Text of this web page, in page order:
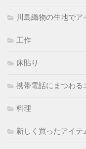
川島織物の生地でア
工作
床貼り
携帯電話にまつわる
料理
新しく買ったアイテ